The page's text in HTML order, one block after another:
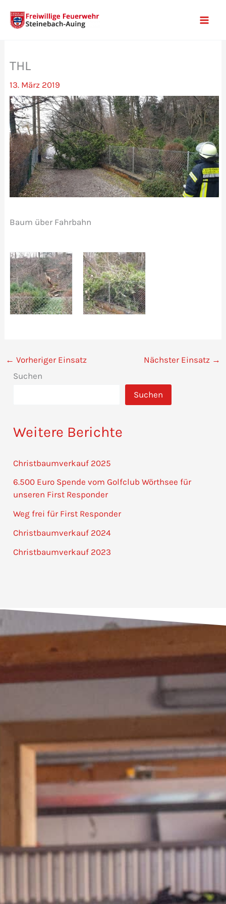
Inhalt
THL
13. März 2019
Baum über Fahrbahn
← Vorheriger Einsatz Nächster Einsatz →
Suchen
Suchen
Weitere Berichte
Christbaumverkauf 2025
6.500 Euro Spende vom Golfclub Wörthsee für
unseren First Responder
Weg frei für First Responder
Christbaumverkauf 2024
Christbaumverkauf 2023